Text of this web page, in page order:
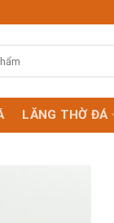
LĂNG THỜ ĐÁ